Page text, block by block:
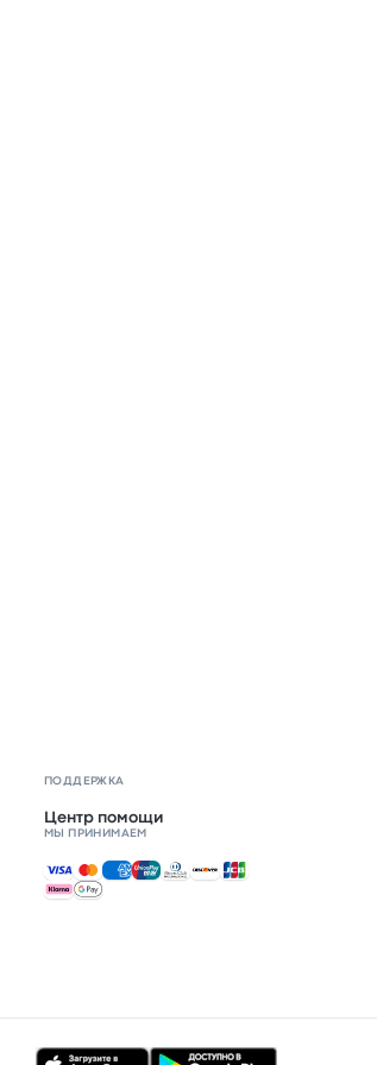
ПОДДЕРЖКА
Центр помощи
МЫ ПРИНИМАЕМ
Принимаемые способы оплаты